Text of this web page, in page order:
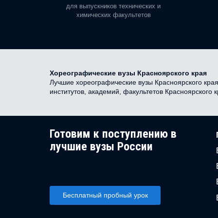
для выпускников технических и
химических факультетов
Хореографические вузы Красноярского края
Лучшие хореографические вузы Красноярского
институтов, академий, факультетов
Готовим к поступлению в
лучшие вузы России
Бесплатный пробный урок